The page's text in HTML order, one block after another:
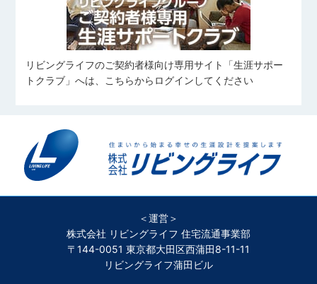
リビングライフのご契約者様向け専用サイト「生涯サポー
トクラブ」へは、こちらからログインしてください
＜運営＞
株式会社 リビングライフ 住宅流通事業部
〒144-0051 東京都大田区西蒲田8-11-11
リビングライフ蒲田ビル